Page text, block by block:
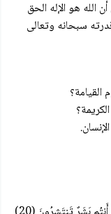
الله هو الإله الحق
سبحانه وتعالى
القيامة؟